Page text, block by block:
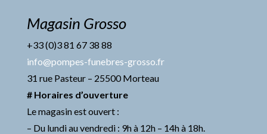
Magasin Grosso
+33 (0)3 81 67 38 88
info@pompes-funebres-grosso.fr
31 rue Pasteur – 25500 Morteau
# Horaires d’ouverture
Le magasin est ouvert :
– Du lundi au vendredi : 9h à 12h – 14h à 18h.